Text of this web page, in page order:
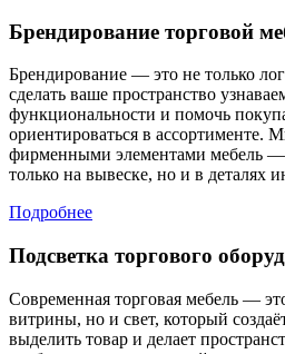
Брендирование торговой
Брендирование — это не только
сделать ваше пространство
функциональности и помочь
ориентироваться в
фирменными элементами мебель —
только на вывеске, но и в деталях
Подробнее
Подсветка торгового
Современная торговая мебель —
витрины, но и свет, который
выделить товар и делает